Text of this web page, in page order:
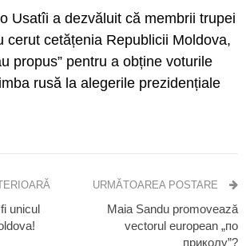
Usatîi a dezvăluit că membrii trupei
cerut cetățenia Republicii Moldova,
propus” pentru a obține voturile
rusă la alegerile prezidențiale
unicul
URMĂTOAREA POSTARE
Maia Sandu promovează
vectorul european „по
приколу”?